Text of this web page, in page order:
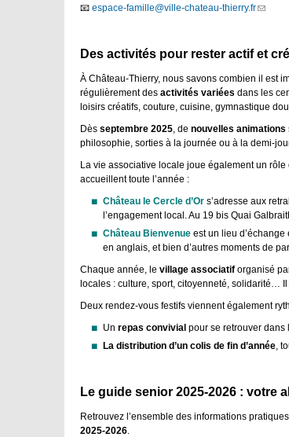
📧 espace-famille@ville-chateau-thierry.fr(link
mail)
Des activités pour rester actif et
À Château-Thierry, nous savons combien il est
régulièrement des activités variées dans les
loisirs créatifs, couture, cuisine, gymnastique
Dès septembre 2025 , de nouvelles animations
philosophie, sorties à la journée ou à la demi-
La vie associative locale joue également un
accueillent toute l’année :
Château le Cercle d’Or s’adresse aux
l’engagement local. Au 19 bis Quai
Château Bienvenue est un lieu
en anglais, et bien d’autres moments de
Chaque année, le village associatif organisé
locales : culture, sport, citoyenneté, solidarité…
Deux rendez-vous festifs viennent également
Unrepas convivialpour se retrouver dans
La distribution d’un colis de fin d’année ,
Le guide senior 2025-2026 : votre
Retrouvez l’ensemble des informations
2025-2026